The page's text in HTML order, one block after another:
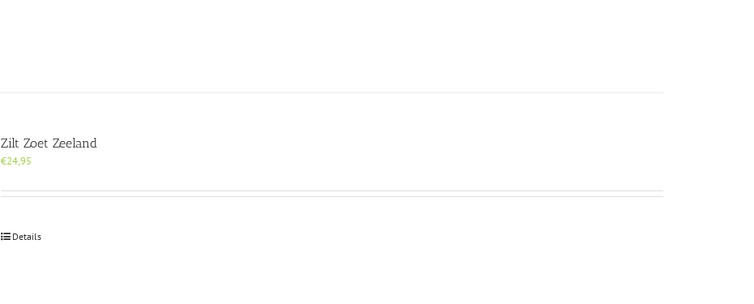
Zilt Zoet Zeeland
€24,95
Details